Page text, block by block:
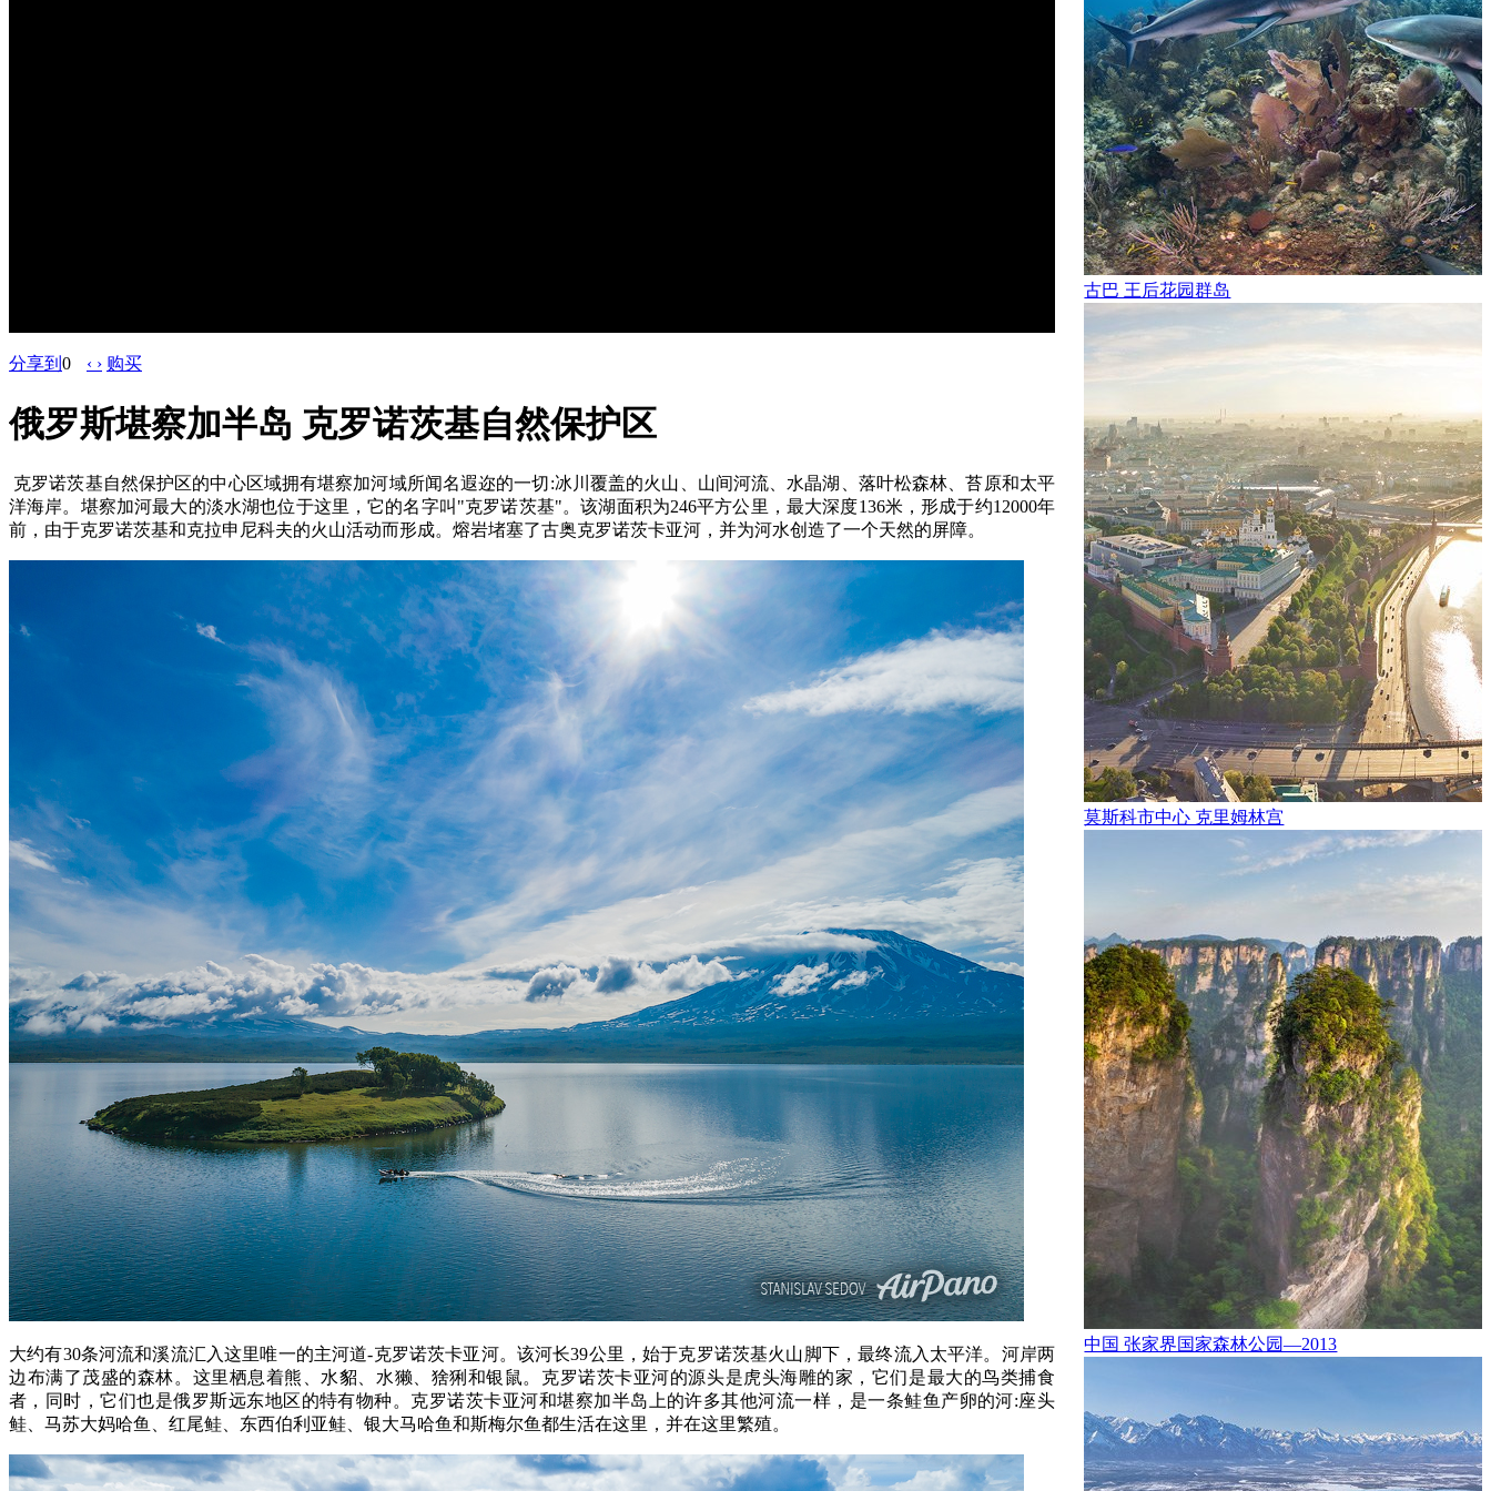
分享到 0 ‹ › 购买
俄罗斯堪察加半岛 克罗诺茨基自然保护区
克罗诺茨基自然保护区的中心区域拥有堪察加河域所闻名遐迩的一切:冰川覆盖的火山、山间河流、水晶湖、落叶松森林、苔原和太平
洋海岸。堪察加河最大的淡水湖也位于这里，它的名字叫"克罗诺茨基"。该湖面积为246平方公里，最大深度136米，形成于约12000年
前，由于克罗诺茨基和克拉申尼科夫的火山活动而形成。熔岩堵塞了古奥克罗诺茨卡亚河，并为河水创造了一个天然的屏障。
大约有30条河流和溪流汇入这里唯一的主河道-克罗诺茨卡亚河。该河长39公里，始于克罗诺茨基火山脚下，最终流入太平洋。河岸两
边布满了茂盛的森林。这里栖息着熊、水貂、水獭、猞猁和银鼠。克罗诺茨卡亚河的源头是虎头海雕的家，它们是最大的鸟类捕食
者，同时，它们也是俄罗斯远东地区的特有物种。克罗诺茨卡亚河和堪察加半岛上的许多其他河流一样，是一条鲑鱼产卵的河:座头
鲑、马苏大妈哈鱼、红尾鲑、东西伯利亚鲑、银大马哈鱼和斯梅尔鱼都生活在这里，并在这里繁殖。
古巴 王后花园群岛
莫斯科市中心 克里姆林宫
中国 张家界国家森林公园—2013